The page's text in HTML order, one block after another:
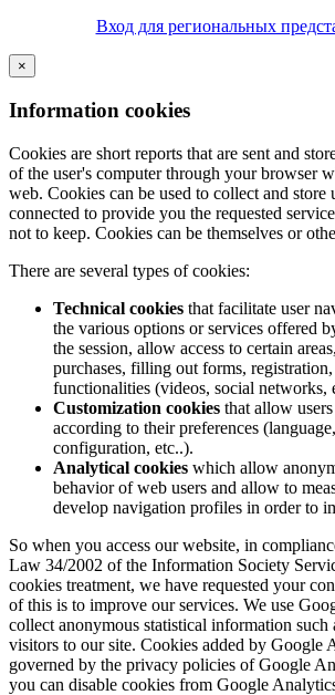
Вход для региональных
×
Information cookies
Cookies are short reports that are sent and
of the user's computer through your browser
web. Cookies can be used to collect and store
connected to provide you the requested
not to keep. Cookies can be themselves or
There are several types of cookies:
Technical cookies that facilitate user
the various options or services offered
the session, allow access to certain
purchases, filling out forms,
functionalities (videos, social networks,
Customization cookies that allow
according to their preferences
configuration, etc..).
Analytical cookies which allow
behavior of web users and allow to
develop navigation profiles in order to
So when you access our website, in
Law 34/2002 of the Information Society
cookies treatment, we have requested your
of this is to improve our services. We use
collect anonymous statistical information such
visitors to our site. Cookies added by Google
governed by the privacy policies of Google
you can disable cookies from Google